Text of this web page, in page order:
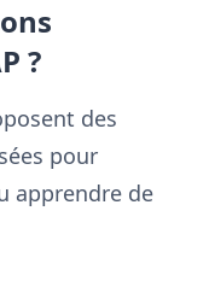
?
des
pour
apprendre de